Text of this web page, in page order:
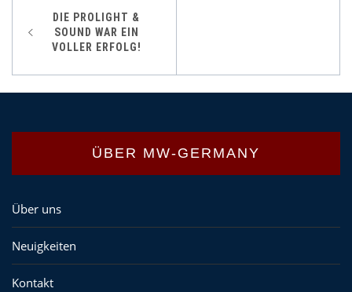
Navigation
DIE PROLIGHT &
SOUND WAR EIN
VOLLER ERFOLG!
ÜBER MW-GERMANY
Über uns
Neuigkeiten
Kontakt